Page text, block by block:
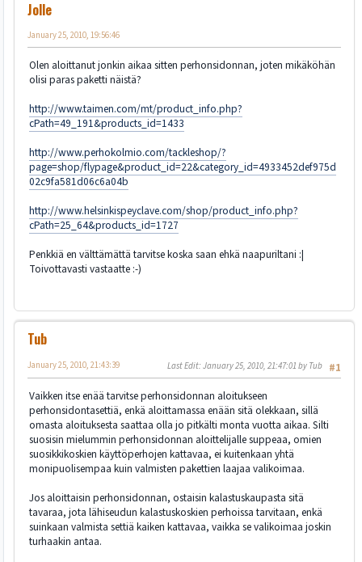
Jolle
January 25, 2010, 19:56:46
Olen aloittanut jonkin aikaa sitten perhonsidonnan, joten mikäköhän
olisi paras paketti näistä?
http://www.taimen.com/mt/product_info.php?
cPath=49_191&products_id=1433
http://www.perhokolmio.com/tackleshop/?
page=shop/flypage&product_id=22&category_id=4933452def975d
02c9fa581d06c6a04b
http://www.helsinkispeyclave.com/shop/product_info.php?
cPath=25_64&products_id=1727
Penkkiä en välttämättä tarvitse koska saan ehkä naapuriltani :|
Toivottavasti vastaatte :-)
Tub
#1
January 25, 2010, 21:43:39 Last Edit: January 25, 2010, 21:47:01 by Tub
Vaikken itse enää tarvitse perhonsidonnan aloitukseen
perhonsidontasettiä, enkä aloittamassa enään sitä olekkaan, sillä
omasta aloituksesta saattaa olla jo pitkälti monta vuotta aikaa. Silti
suosisin mielummin perhonsidonnan aloittelijalle suppeaa, omien
suosikkikoskien käyttöperhojen kattavaa, ei kuitenkaan yhtä
monipuolisempaa kuin valmisten pakettien laajaa valikoimaa.
Jos aloittaisin perhonsidonnan, ostaisin kalastuskaupasta sitä
tavaraa, jota lähiseudun kalastuskoskien perhoissa tarvitaan, enkä
suinkaan valmista settiä kaiken kattavaa, vaikka se valikoimaa joskin
turhaakin antaa.